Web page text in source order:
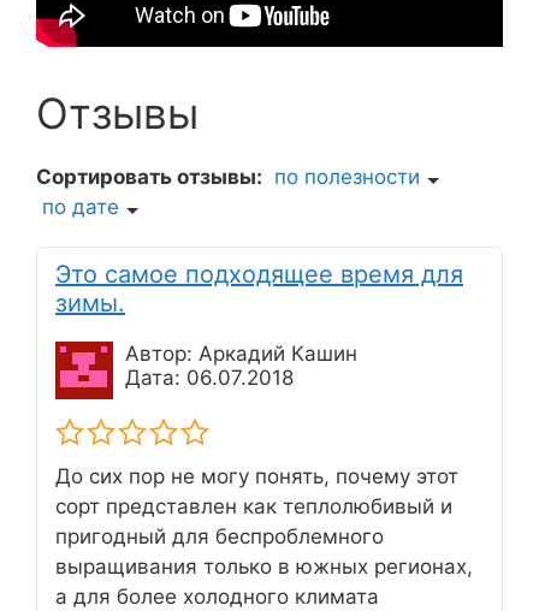
Отзывы
Сортировать отзывы: по полезности
по дате
Это самое подходящее время для
зимы.
Автор: Аркадий Кашин
Дата: 06.07.2018
До сих пор не могу понять, почему этот
сорт представлен как теплолюбивый и
пригодный для беспроблемного
выращивания только в южных регионах,
а для более холодного климата